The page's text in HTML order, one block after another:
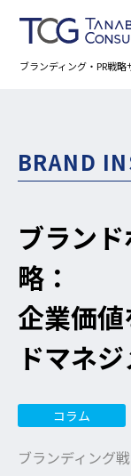
ブランディング・PR戦略
BRAND
ブラン
略：
企業価
ドマネ
コラム
ブランディング